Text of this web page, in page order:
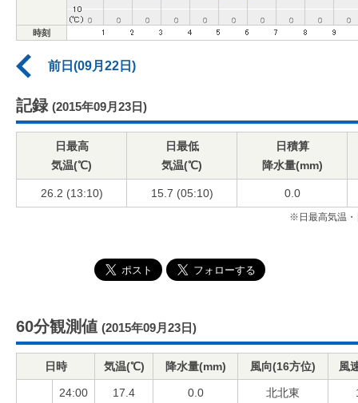
時刻
前日(09月22日)
記録 (2015年09月23日)
日最高
気温(℃)
日最低
気温(℃)
日積算
降水量(mm)
26.2 (13:10) 15.7 (05:10) 0.0
※日最高気温・
60分観測値 (2015年09月23日)
日時 気温(℃) 降水量(mm) 風向(16方位) 風
24:00 17.4 0.0 北北東